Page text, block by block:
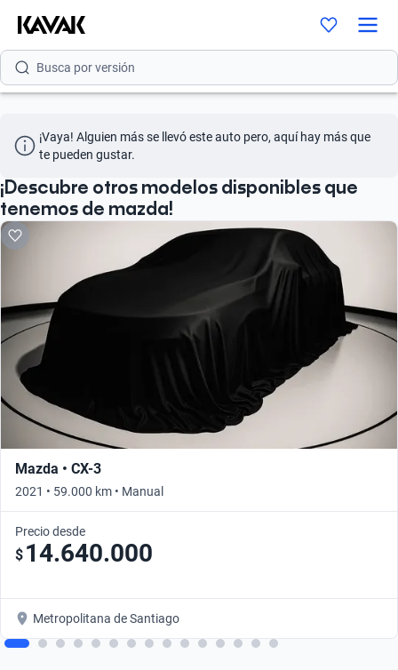
Busca por modelo
Busca por versión
Busca por marca
Busca por modelo
Busca por versión
¡Vaya! Alguien más se llevó este auto pero, aquí hay más que
te pueden gustar.
¡Descubre otros modelos disponibles que
tenemos de mazda!
Mazda • CX-3
2021 • 59.000 km • Manual
Precio desde
$ 14.640.000
Metropolitana de Santiago